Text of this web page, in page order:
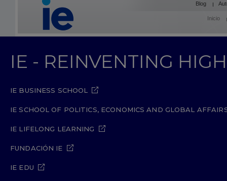
Blog
Inicio
IE - REINVENTING
IE BUSINESS SCHOOL
IE SCHOOL OF POLITICS, ECONOMICS AND GLOBAL
IE LIFELONG LEARNING
FUNDACIÓN IE
IE EDU